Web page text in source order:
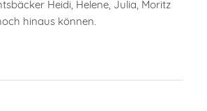
Heidi, Helene, Julia, Moritz
hinaus können.